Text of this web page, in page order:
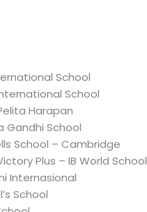
School
School
Harapan
Gandhi School
School – Cambridge
Plus – IB World School
Internasional
School